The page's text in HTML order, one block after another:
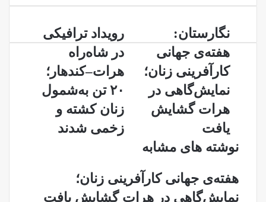
را
کنید
ترافیکی
در
شاه‌راه
هرات–
کندهار؛
۲۰
تن
به‌شمول
زخمی
شدند
رویداد ترافیکی
در شاه‌راه
هرات–کندهار؛
۲۰ تن به‌شمول
زنان کشته و
زخمی شدند
نگارستان:
هفته‌ی
جهانی
کارآفرینی
زنان؛
نمایش‌گاهی
در
هرات
گشایش
یافت
نگارستان:
هفته‌ی جهانی
کارآفرینی زنان؛
نمایش‌گاهی در
هرات گشایش
یافت
نوشته های مشابه
هفته‌ی جهانی کارآفرینی زنان؛
نمایش‌گاهی در هرات گشایش یافت